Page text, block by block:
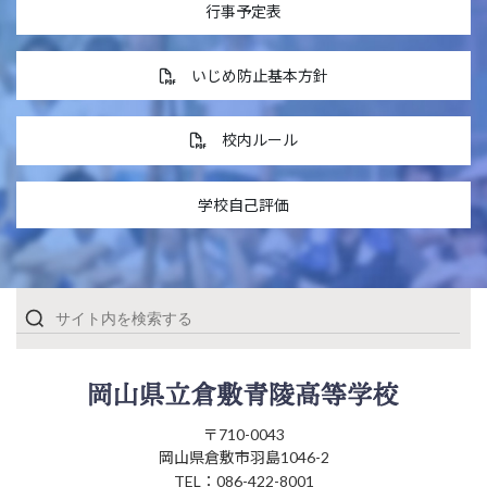
行事予定表
いじめ防止基本方針
校内ルール
学校自己評価
〒710-0043
岡山県倉敷市羽島1046-2
TEL：086-422-8001